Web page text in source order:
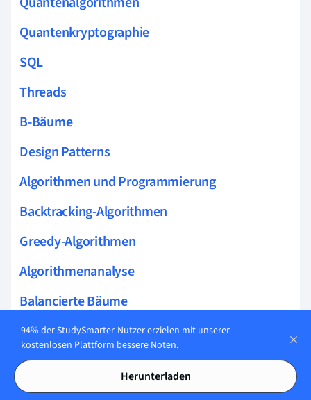
Quantenkryptographie
SQL
Threads
B-Bäume
Design Patterns
Algorithmen und Programmierung
Backtracking-Algorithmen
Greedy-Algorithmen
Algorithmenanalyse
Balancierte Bäume
Binäre Bäume
Strukturierte Programmierung
Speicherkomplexität
94% der StudySmarter-Nutzer erzielen mit unserer
kostenlosen Plattform bessere Noten.
Herunterladen